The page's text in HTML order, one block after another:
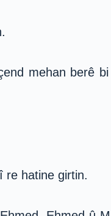
mehan berê
re hatine girtin.